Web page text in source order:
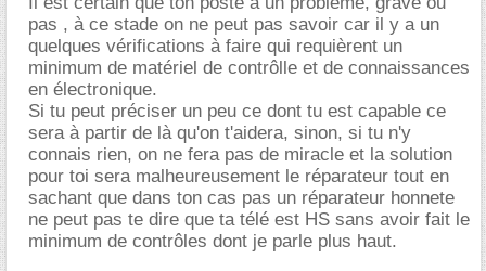
pas , à ce stade on ne peut pas savoir car il y a un
quelques vérifications à faire qui requièrent un
minimum de matériel de contrôlle et de connaissances
en électronique.
Si tu peut préciser un peu ce dont tu est capable ce
sera à partir de là qu'on t'aidera, sinon, si tu n'y
connais rien, on ne fera pas de miracle et la solution
pour toi sera malheureusement le réparateur tout en
sachant que dans ton cas pas un réparateur honnete
ne peut pas te dire que ta télé est HS sans avoir fait le
minimum de contrôles dont je parle plus haut.